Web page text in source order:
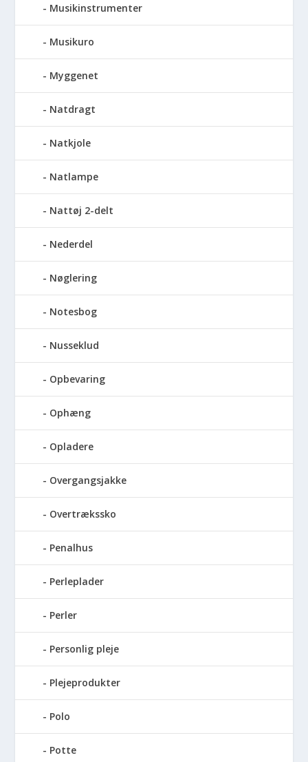
Musikinstrumenter
Musikuro
Myggenet
Natdragt
Natkjole
Natlampe
Nattøj 2-delt
Nederdel
Nøglering
Notesbog
Nusseklud
Opbevaring
Ophæng
Opladere
Overgangsjakke
Overtrækssko
Penalhus
Perleplader
Perler
Personlig pleje
Plejeprodukter
Polo
Potte